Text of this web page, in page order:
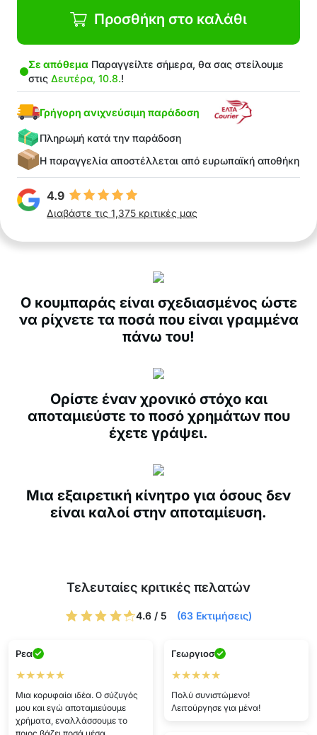
Υπέροχη ιδέα δώρου
Στη Συσκευασία: 1x κουτί αποταμίευσης
χρημάτων
Προσθήκη στο καλάθι
Σε απόθεμα Παραγγείλτε σήμερα, θα σας στείλουμε
στις Δευτέρα, 10.8.!
Γρήγορη ανιχνεύσιμη παράδοση
Πληρωμή κατά την παράδοση
Η παραγγελία αποστέλλεται από ευρωπαϊκή αποθήκη
4.9
Διαβάστε τις 1,375 κριτικές μας
Ο κουμπαράς είναι σχεδιασμένος ώστε
να ρίχνετε τα ποσά που είναι γραμμένα
πάνω του!
Ορίστε έναν χρονικό στόχο και
αποταμιεύστε το ποσό χρημάτων που
έχετε γράψει.
Μια εξαιρετική κίνητρο για όσους δεν
είναι καλοί στην αποταμίευση.
Τελευταίες κριτικές πελατών
4.6 / 5 (63 Εκτιμήσεις)
Ρεα
★★★★★
Μια κορυφαία ιδέα. Ο σύζυγός
μου και εγώ αποταμιεύουμε
χρήματα, εναλλάσσουμε το
Γεωργιοσ
★★★★★
Πολύ συνιστώμενο!
Λειτούργησε για μένα!